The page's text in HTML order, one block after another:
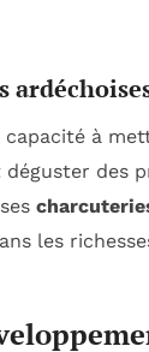
capacité à
des
les